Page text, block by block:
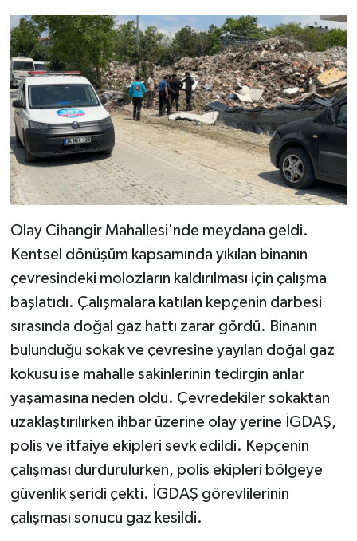
Olay Cihangir Mahallesi'nde meydana geldi.
Kentsel dönüşüm kapsamında yıkılan binanın
çevresindeki molozların kaldırılması için çalışma
başlatıdı. Çalışmalara katılan kepçenin darbesi
sırasında doğal gaz hattı zarar gördü. Binanın
bulunduğu sokak ve çevresine yayılan doğal gaz
kokusu ise mahalle sakinlerinin tedirgin anlar
yaşamasına neden oldu. Çevredekiler sokaktan
uzaklaştırılırken ihbar üzerine olay yerine İGDAŞ,
polis ve itfaiye ekipleri sevk edildi. Kepçenin
çalışması durdurulurken, polis ekipleri bölgeye
güvenlik şeridi çekti. İGDAŞ görevlilerinin
çalışması sonucu gaz kesildi.